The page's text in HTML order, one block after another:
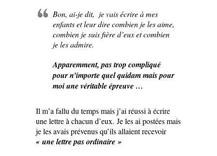
Bon, ai-je dit, je vais écrire à mes
enfants et leur dire combien je les aime,
combien je suis fière d’eux et combien
je les admire.
Apparemment, pas trop compliqué
pour n’importe quel quidam mais pour
moi une véritable épreuve …
Il m’a fallu du temps mais j’ai réussi à écrire
une lettre à chacun d’eux. Je les ai postées mais
je les avais prévenus qu’ils allaient recevoir
« une lettre pas ordinaire »